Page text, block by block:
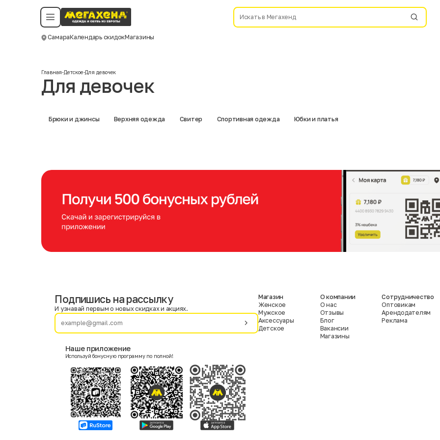
СамараКалендарь скидокМагазины
Политика конфиденциальности
©️ Мегахенд 2026. Все права защищены.
Смотреть все даты
Главная-Детское-Для девочек
Для девочек
Брюки и джинсы Верхняя одежда Свитер Спортивная одежда Юбки и платья
Фамилия
Женский
Согласие на получение чеков по электронной почте
Москва
Подпишись на рассылку
И узнавай первым о новых скидках и акциях.
Наше приложение
Используй бонусную программу по полной!
Магазин
Женское
Мужское
Аксессуары
Детское
О компании
О нас
Отзывы
Блог
Вакансии
Магазины
Сотрудничество
Оптовикам
Арендодателям
Реклама